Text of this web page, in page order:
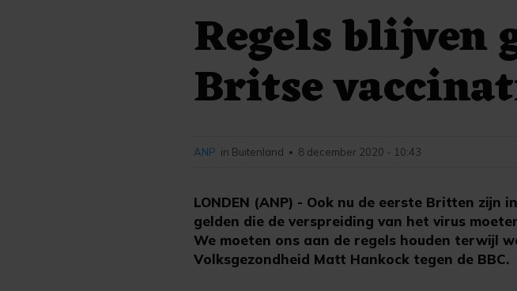
Regels blijven
Britse
LONDEN (ANP) - Ook nu de eerste Britten
gelden die de verspreiding van het virus
We moeten ons aan de regels houden terwijl
Volksgezondheid Matt Hankock tegen de BBC.
ANP in Buitenland • 8 december 2020 - 10:43